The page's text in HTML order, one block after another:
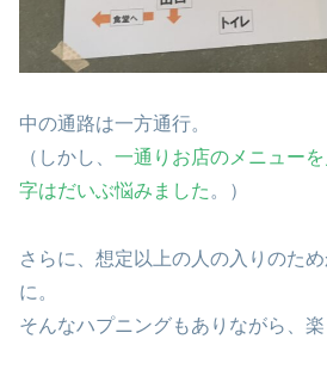
中の通路は一方通行。
（しかし、 一通りお店のメニュー
字はだいぶ悩みました 。）
さらに、想定以上の人の入りのた
に。
そんなハプニングもありながら、楽